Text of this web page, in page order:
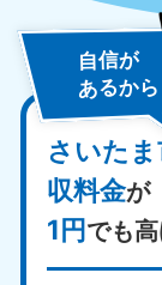
自信が
あるから
さいた
収料金が
1円でも